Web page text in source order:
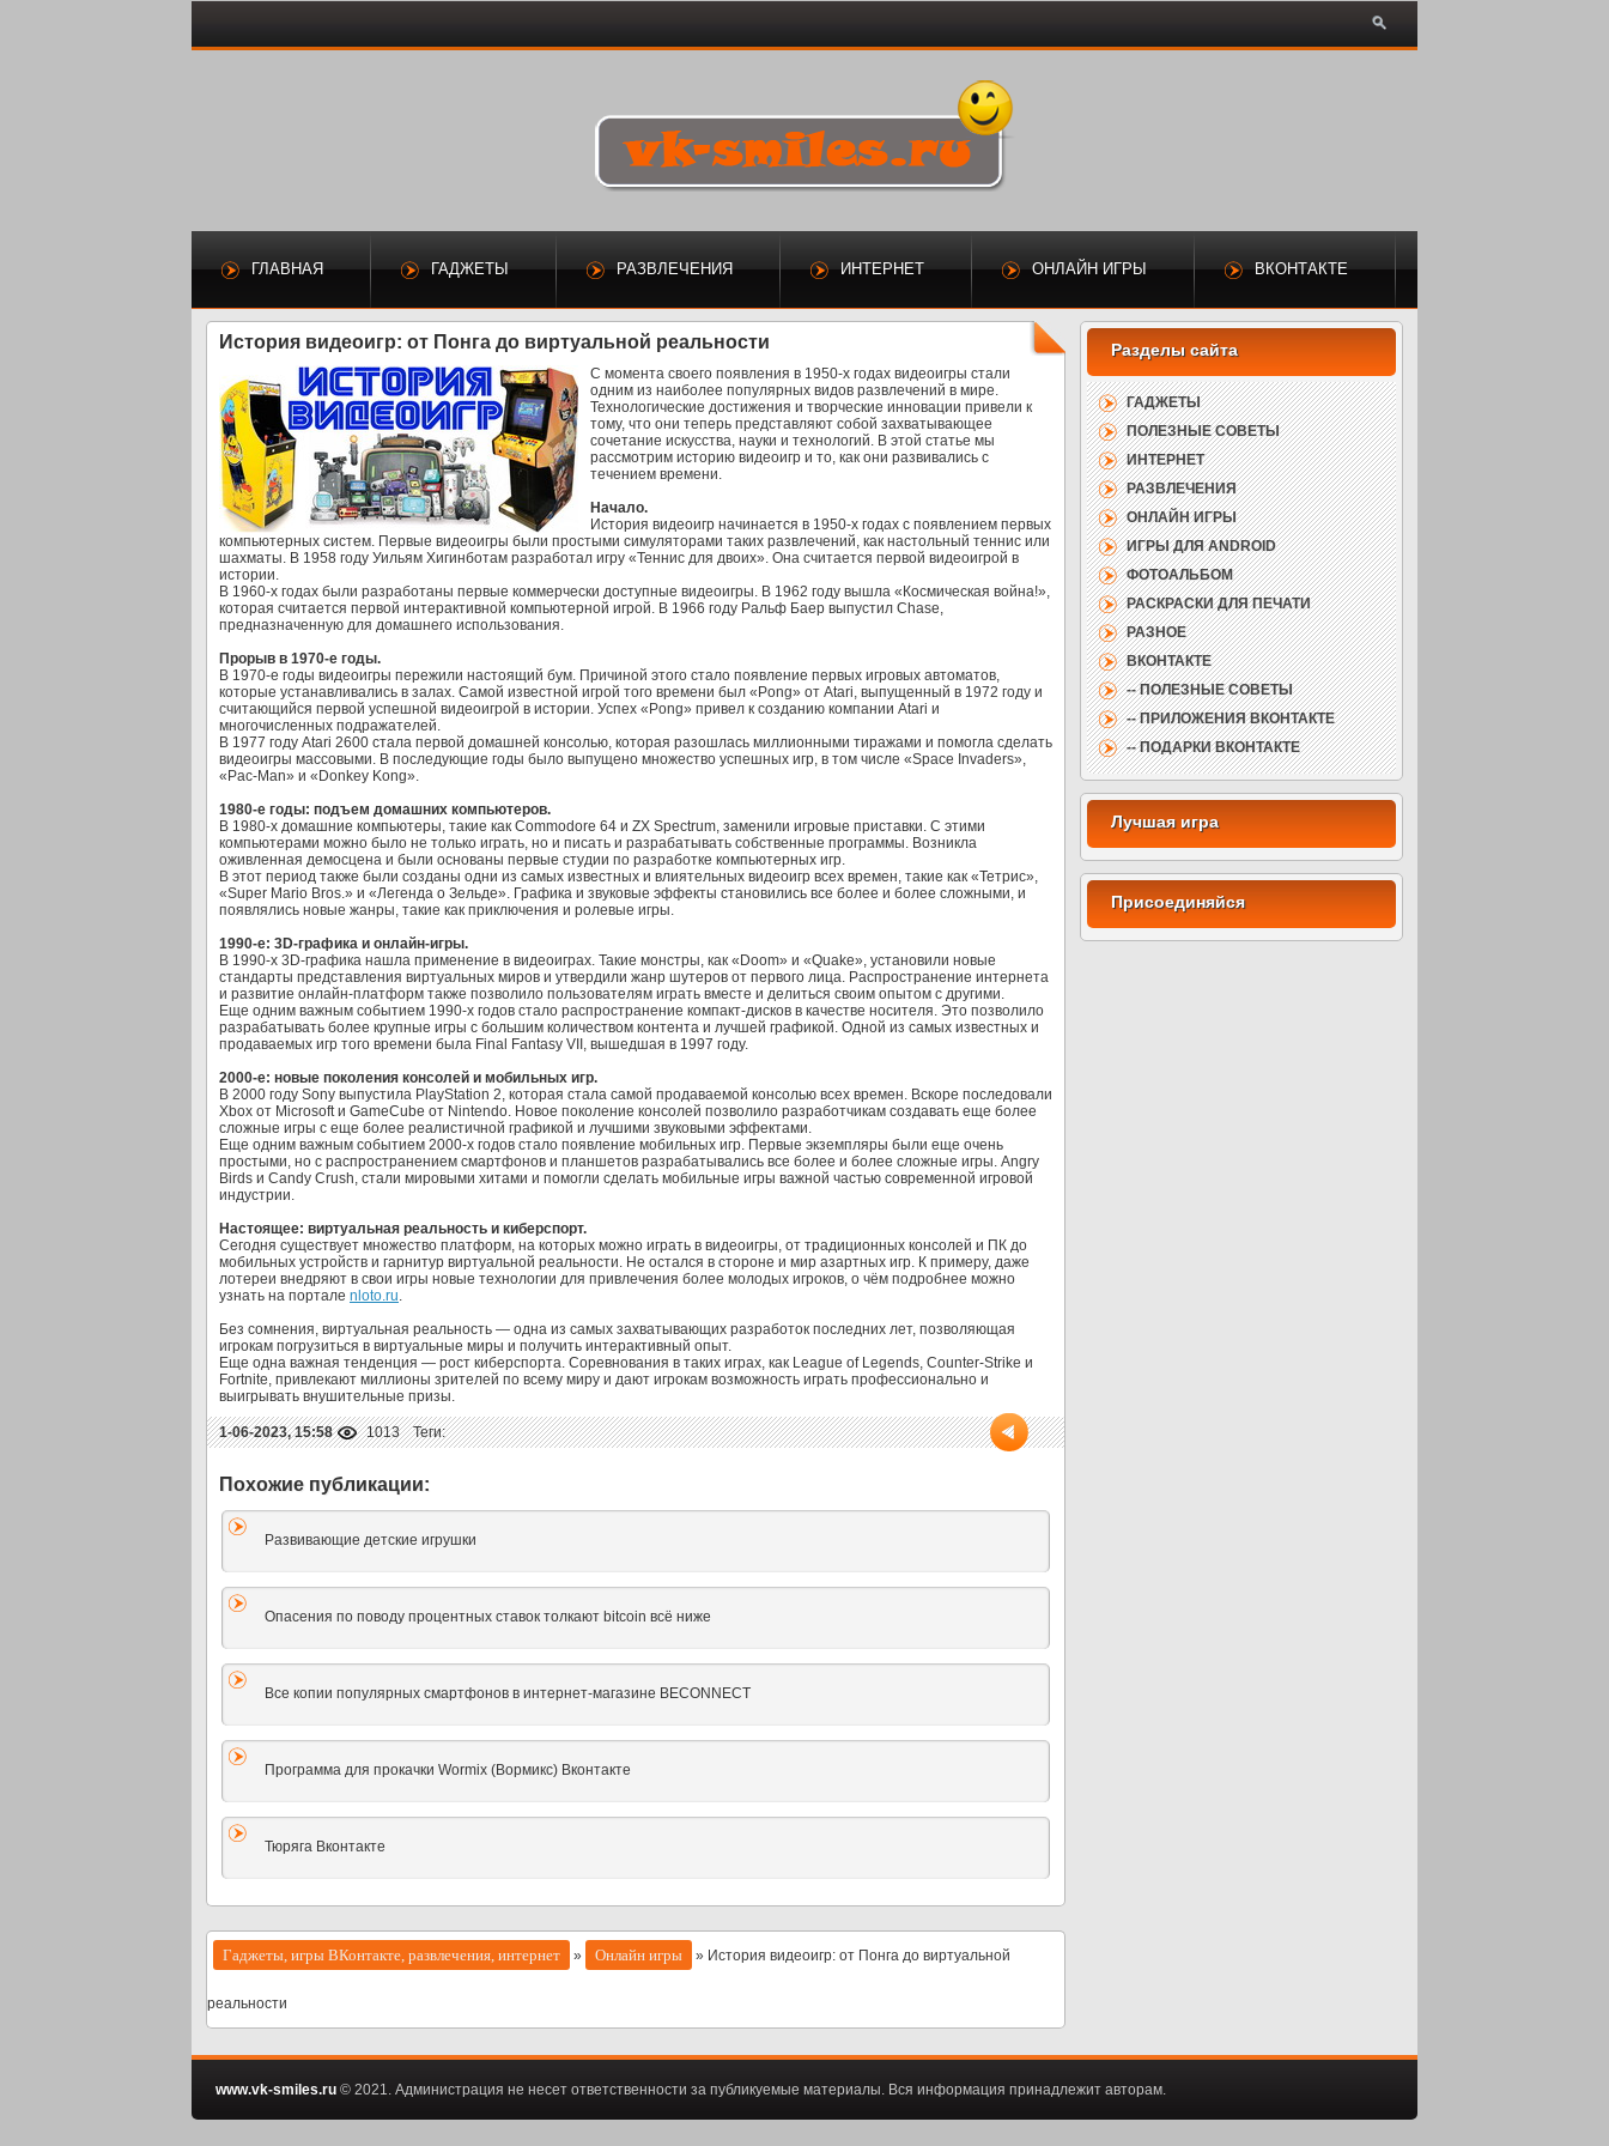
ГЛАВНАЯ ГАДЖЕТЫ РАЗВЛЕЧЕНИЯ ИНТЕРНЕТ ОНЛАЙН ИГРЫ ВКОНТАКТЕ
История видеоигр: от Понга до виртуальной реальности
С момента своего появления в 1950-х годах видеоигры стали
одним из наиболее популярных видов развлечений в мире.
Технологические достижения и творческие инновации привели к
тому, что они теперь представляют собой захватывающее
сочетание искусства, науки и технологий. В этой статье мы
рассмотрим историю видеоигр и то, как они развивались с
течением времени.
Начало.
История видеоигр начинается в 1950-х годах с появлением первых
компьютерных систем. Первые видеоигры были простыми симуляторами таких развлечений, как настольный теннис или
шахматы. В 1958 году Уильям Хигинботам разработал игру «Теннис для двоих». Она считается первой видеоигрой в
истории.
В 1960-х годах были разработаны первые коммерчески доступные видеоигры. В 1962 году вышла «Космическая война!»,
которая считается первой интерактивной компьютерной игрой. В 1966 году Ральф Баер выпустил Chase,
предназначенную для домашнего использования.
Прорыв в 1970-е годы.
В 1970-е годы видеоигры пережили настоящий бум. Причиной этого стало появление первых игровых автоматов,
которые устанавливались в залах. Самой известной игрой того времени был «Pong» от Atari, выпущенный в 1972 году и
считающийся первой успешной видеоигрой в истории. Успех «Pong» привел к созданию компании Atari и
многочисленных подражателей.
В 1977 году Atari 2600 стала первой домашней консолью, которая разошлась миллионными тиражами и помогла сделать
видеоигры массовыми. В последующие годы было выпущено множество успешных игр, в том числе «Space Invaders»,
«Pac-Man» и «Donkey Kong».
1980-е годы: подъем домашних компьютеров.
В 1980-х домашние компьютеры, такие как Commodore 64 и ZX Spectrum, заменили игровые приставки. С этими
компьютерами можно было не только играть, но и писать и разрабатывать собственные программы. Возникла
оживленная демосцена и были основаны первые студии по разработке компьютерных игр.
В этот период также были созданы одни из самых известных и влиятельных видеоигр всех времен, такие как «Тетрис»,
«Super Mario Bros.» и «Легенда о Зельде». Графика и звуковые эффекты становились все более и более сложными, и
появлялись новые жанры, такие как приключения и ролевые игры.
1990-е: 3D-графика и онлайн-игры.
В 1990-х 3D-графика нашла применение в видеоиграх. Такие монстры, как «Doom» и «Quake», установили новые
стандарты представления виртуальных миров и утвердили жанр шутеров от первого лица. Распространение интернета
и развитие онлайн-платформ также позволило пользователям играть вместе и делиться своим опытом с другими.
Еще одним важным событием 1990-х годов стало распространение компакт-дисков в качестве носителя. Это позволило
разрабатывать более крупные игры с большим количеством контента и лучшей графикой. Одной из самых известных и
продаваемых игр того времени была Final Fantasy VII, вышедшая в 1997 году.
2000-е: новые поколения консолей и мобильных игр.
В 2000 году Sony выпустила PlayStation 2, которая стала самой продаваемой консолью всех времен. Вскоре последовали
Xbox от Microsoft и GameCube от Nintendo. Новое поколение консолей позволило разработчикам создавать еще более
сложные игры с еще более реалистичной графикой и лучшими звуковыми эффектами.
Еще одним важным событием 2000-х годов стало появление мобильных игр. Первые экземпляры были еще очень
простыми, но с распространением смартфонов и планшетов разрабатывались все более и более сложные игры. Angry
Birds и Candy Crush, стали мировыми хитами и помогли сделать мобильные игры важной частью современной игровой
индустрии.
Настоящее: виртуальная реальность и киберспорт.
Сегодня существует множество платформ, на которых можно играть в видеоигры, от традиционных консолей и ПК до
мобильных устройств и гарнитур виртуальной реальности. Не остался в стороне и мир азартных игр. К примеру, даже
лотереи внедряют в свои игры новые технологии для привлечения более молодых игроков, о чём подробнее можно
узнать на портале nloto.ru.
Без сомнения, виртуальная реальность — одна из самых захватывающих разработок последних лет, позволяющая
игрокам погрузиться в виртуальные миры и получить интерактивный опыт.
Еще одна важная тенденция — рост киберспорта. Соревнования в таких играх, как League of Legends, Counter-Strike и
Fortnite, привлекают миллионы зрителей по всему миру и дают игрокам возможность играть профессионально и
выигрывать внушительные призы.
1-06-2023, 15:58 1013 Теги:
Развивающие детские игрушки
Опасения по поводу процентных ставок толкают bitcoin всё ниже
Все копии популярных смартфонов в интернет-магазине BECONNECT
Программа для прокачки Wormix (Вормикс) Вконтакте
Тюряга Вконтакте
Гаджеты, игры ВКонтакте, развлечения, интернет » Онлайн игры » История видеоигр: от Понга до виртуальной
реальности
ГАДЖЕТЫ
ПОЛЕЗНЫЕ СОВЕТЫ
ИНТЕРНЕТ
РАЗВЛЕЧЕНИЯ
ОНЛАЙН ИГРЫ
ИГРЫ ДЛЯ ANDROID
ФОТОАЛЬБОМ
РАСКРАСКИ ДЛЯ ПЕЧАТИ
РАЗНОЕ
ВКОНТАКТЕ
-- ПОЛЕЗНЫЕ СОВЕТЫ
-- ПРИЛОЖЕНИЯ ВКОНТАКТЕ
-- ПОДАРКИ ВКОНТАКТЕ
www.vk-smiles.ru © 2021. Администрация не несет ответственности за публикуемые материалы. Вся информация принадлежит авторам.